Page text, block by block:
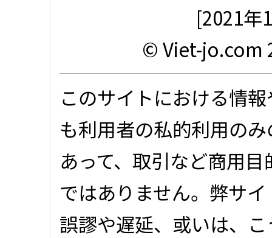
[2021年
© Viet-jo.com
このサイトにおける情
も利用者の私的利用の
あって、取引など商用
ではありません。弊サ
誤謬や遅延、或いは、